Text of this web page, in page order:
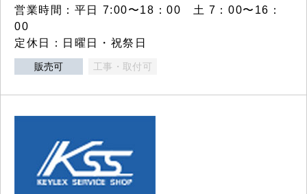
営業時間：平日 7:00〜18：00 土 7：00〜16：
00
定休日：日曜日・祝祭日
販売可 工事・取付可